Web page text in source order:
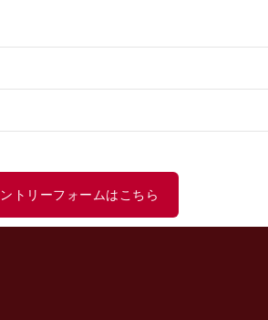
トリーフォームはこちら